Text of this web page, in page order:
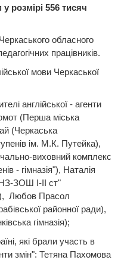
розмірі 556 тисяч
обласного
працівників.
мови Черкаської
англійської - агенти
(Перша міська
(Черкаська
ім. М.К. Путейка),
виховний комплекс
- гімназія"), Наталія
ЗОШ І-ІІ ст"
Любов Прасол
районної ради),
гімназія);
які брали участь в
змін": Тетяна Пахомова